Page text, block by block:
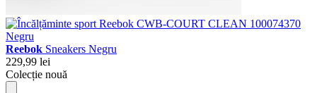
Reebok Sneakers Negru
229,99 lei
Colecție nouă